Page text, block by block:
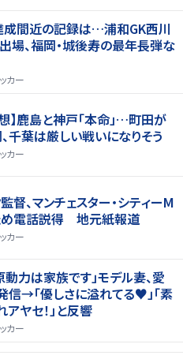
間近の記録は…浦和GK西川
場、福岡・城後寿の最年長弾な
カー
】鹿島と神戸「本命」…町田が
千葉は厳しい戦いになりそう
カー
督、マンチェスター・シティーM
め電話説得 地元紙報道
カー
動力は家族です」モデル妻、愛
信→「優しさに溢れてる♥」「素
アヤセ！」と反響
カー